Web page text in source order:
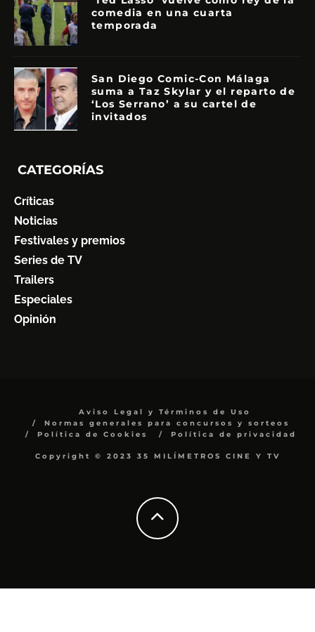
comedia en una cuarta
temporada
San Diego Comic-Con Málaga
suma a Taz Skylar y el reparto de
‘Los Serrano’ a su cartel de
invitados
CATEGORÍAS
Críticas
Noticias
Festivales y premios
Series de TV
Trailers
Especiales
Opinión
Aviso Legal y Términos de Uso
Normas generales para concursos y sorteos
Política de Cookies
Política de privacidad
Copyright © 2023 35 MILÍMETROS CINE Y TV